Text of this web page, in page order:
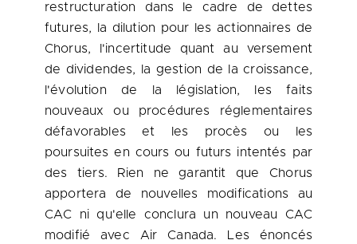
restructuration dans le cadre de dettes
futures, la dilution pour les actionnaires de
Chorus, l'incertitude quant au versement
de dividendes, la gestion de la croissance,
l'évolution de la législation, les faits
nouveaux ou procédures réglementaires
défavorables et les procès ou les
poursuites en cours ou futurs intentés par
des tiers. Rien ne garantit que Chorus
apportera de nouvelles modifications au
CAC ni qu'elle conclura un nouveau CAC
modifié avec Air Canada. Les énoncés